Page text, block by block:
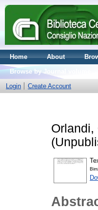
Home About
Browse by Journal volume
Login
Create Account
Orlandi,